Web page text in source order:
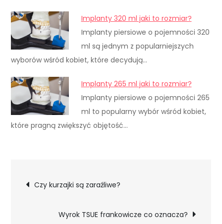
Implanty 320 ml jaki to rozmiar?
Implanty piersiowe o pojemności 320
ml są jednym z popularniejszych
wyborów wśród kobiet, które decydują…
Implanty 265 ml jaki to rozmiar?
Implanty piersiowe o pojemności 265
ml to popularny wybór wśród kobiet,
które pragną zwiększyć objętość…
Nawigacja
wpisu
Czy kurzajki są zaraźliwe?
Wyrok TSUE frankowicze co oznacza?